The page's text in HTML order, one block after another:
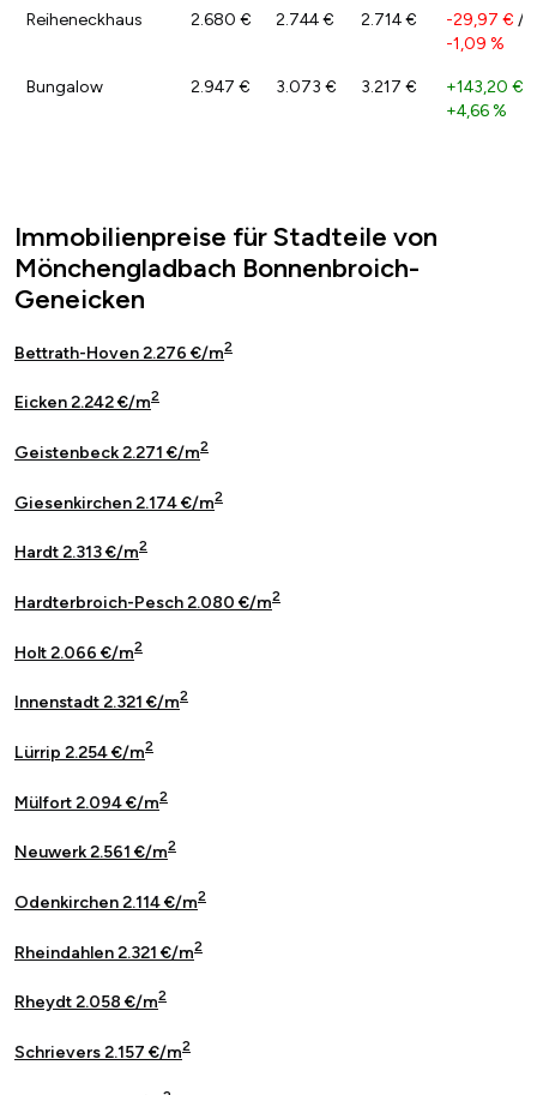
Reiheneckhaus 2.680 € 2.744 € 2.714 € -29,97 € /
-1,09 %
Bungalow 2.947 € 3.073 € 3.217 € +143,20 €
+4,66 %
Immobilienpreise für Stadteile von
Mönchengladbach Bonnenbroich-
Geneicken
Bettrath-Hoven 2.276 €/m2
Eicken 2.242 €/m2
Geistenbeck 2.271 €/m2
Giesenkirchen 2.174 €/m2
Hardt 2.313 €/m2
Hardterbroich-Pesch 2.080 €/m2
Holt 2.066 €/m2
Innenstadt 2.321 €/m2
Lürrip 2.254 €/m2
Mülfort 2.094 €/m2
Neuwerk 2.561 €/m2
Odenkirchen 2.114 €/m2
Rheindahlen 2.321 €/m2
Rheydt 2.058 €/m2
Schrievers 2.157 €/m2